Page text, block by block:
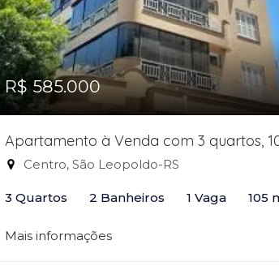
R$ 585.000
Apartamento à Venda com 3 quartos,
Centro, São Leopoldo-RS
3 Quartos 2 Banheiros 1 Vaga 105
Mais informações